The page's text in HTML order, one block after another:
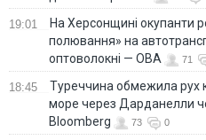
19:01
На Херсонщині окупанти
полювання» на
оптоволокні — ОВА
71
18:45
Туреччина обмежила рух
море через Дарданелли
Bloomberg
73 0